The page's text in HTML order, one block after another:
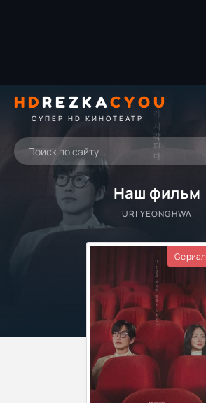
HDREZKACYOU
СУПЕР HD КИНОТЕАТР
Наш фильм
URI YEONGHWA
Сериал